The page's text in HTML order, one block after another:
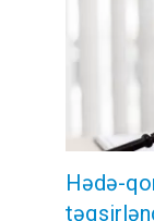
Hədə-